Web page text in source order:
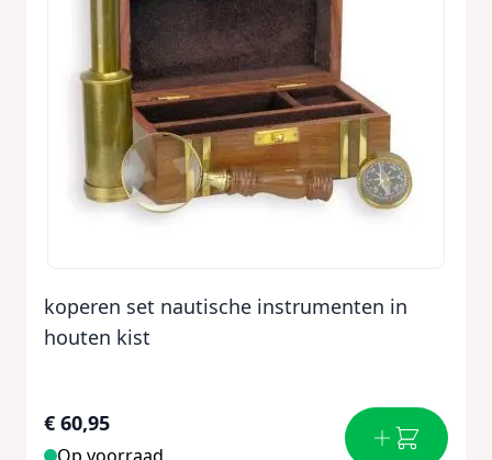
koperen set nautische instrumenten in
houten kist
€ 60,95